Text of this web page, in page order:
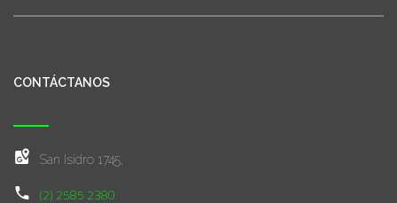
CONTÁCTANOS
San Isidro 1745,
(2) 2585 2380